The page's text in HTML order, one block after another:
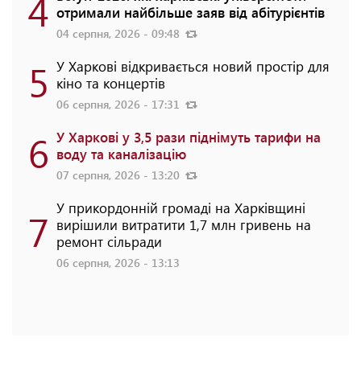
отримали найбільше заяв від абітурієнтів
04 серпня, 2026 - 09:48
5 У Харкові відкривається новий простір для
кіно та концертів
06 серпня, 2026 - 17:31
6 У Харкові у 3,5 рази піднімуть тарифи на
воду та каналізацію
07 серпня, 2026 - 13:20
7 У прикордонній громаді на Харківщині
вирішили витратити 1,7 млн гривень на
ремонт сільради
06 серпня, 2026 - 13:13